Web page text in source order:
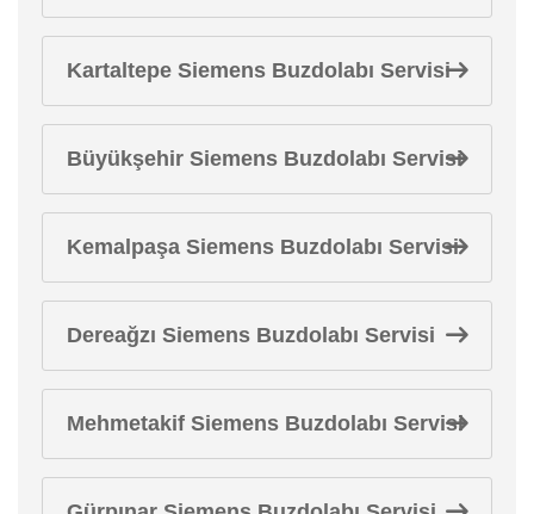
Kartaltepe Siemens Buzdolabı Servisi
Büyükşehir Siemens Buzdolabı Servisi
Kemalpaşa Siemens Buzdolabı Servisi
Dereağzı Siemens Buzdolabı Servisi
Mehmetakif Siemens Buzdolabı Servisi